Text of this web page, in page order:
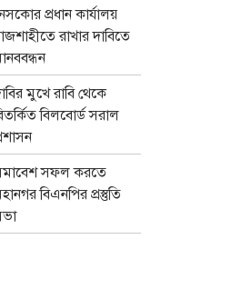
প্রধান কার্যালয়
রাখার দাবিতে
মুখে রাবি থেকে
বিলবোর্ড সরাল
সফল করতে
বিএনপির প্রস্তুতি